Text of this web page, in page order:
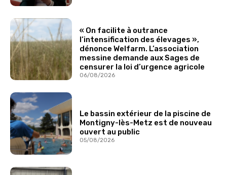
« On facilite à outrance
l’intensification des élevages »,
dénonce Welfarm. L’association
messine demande aux Sages de
censurer la loi d’urgence agricole
06/08/2026
Le bassin extérieur de la piscine de
Montigny-lès-Metz est de nouveau
ouvert au public
05/08/2026